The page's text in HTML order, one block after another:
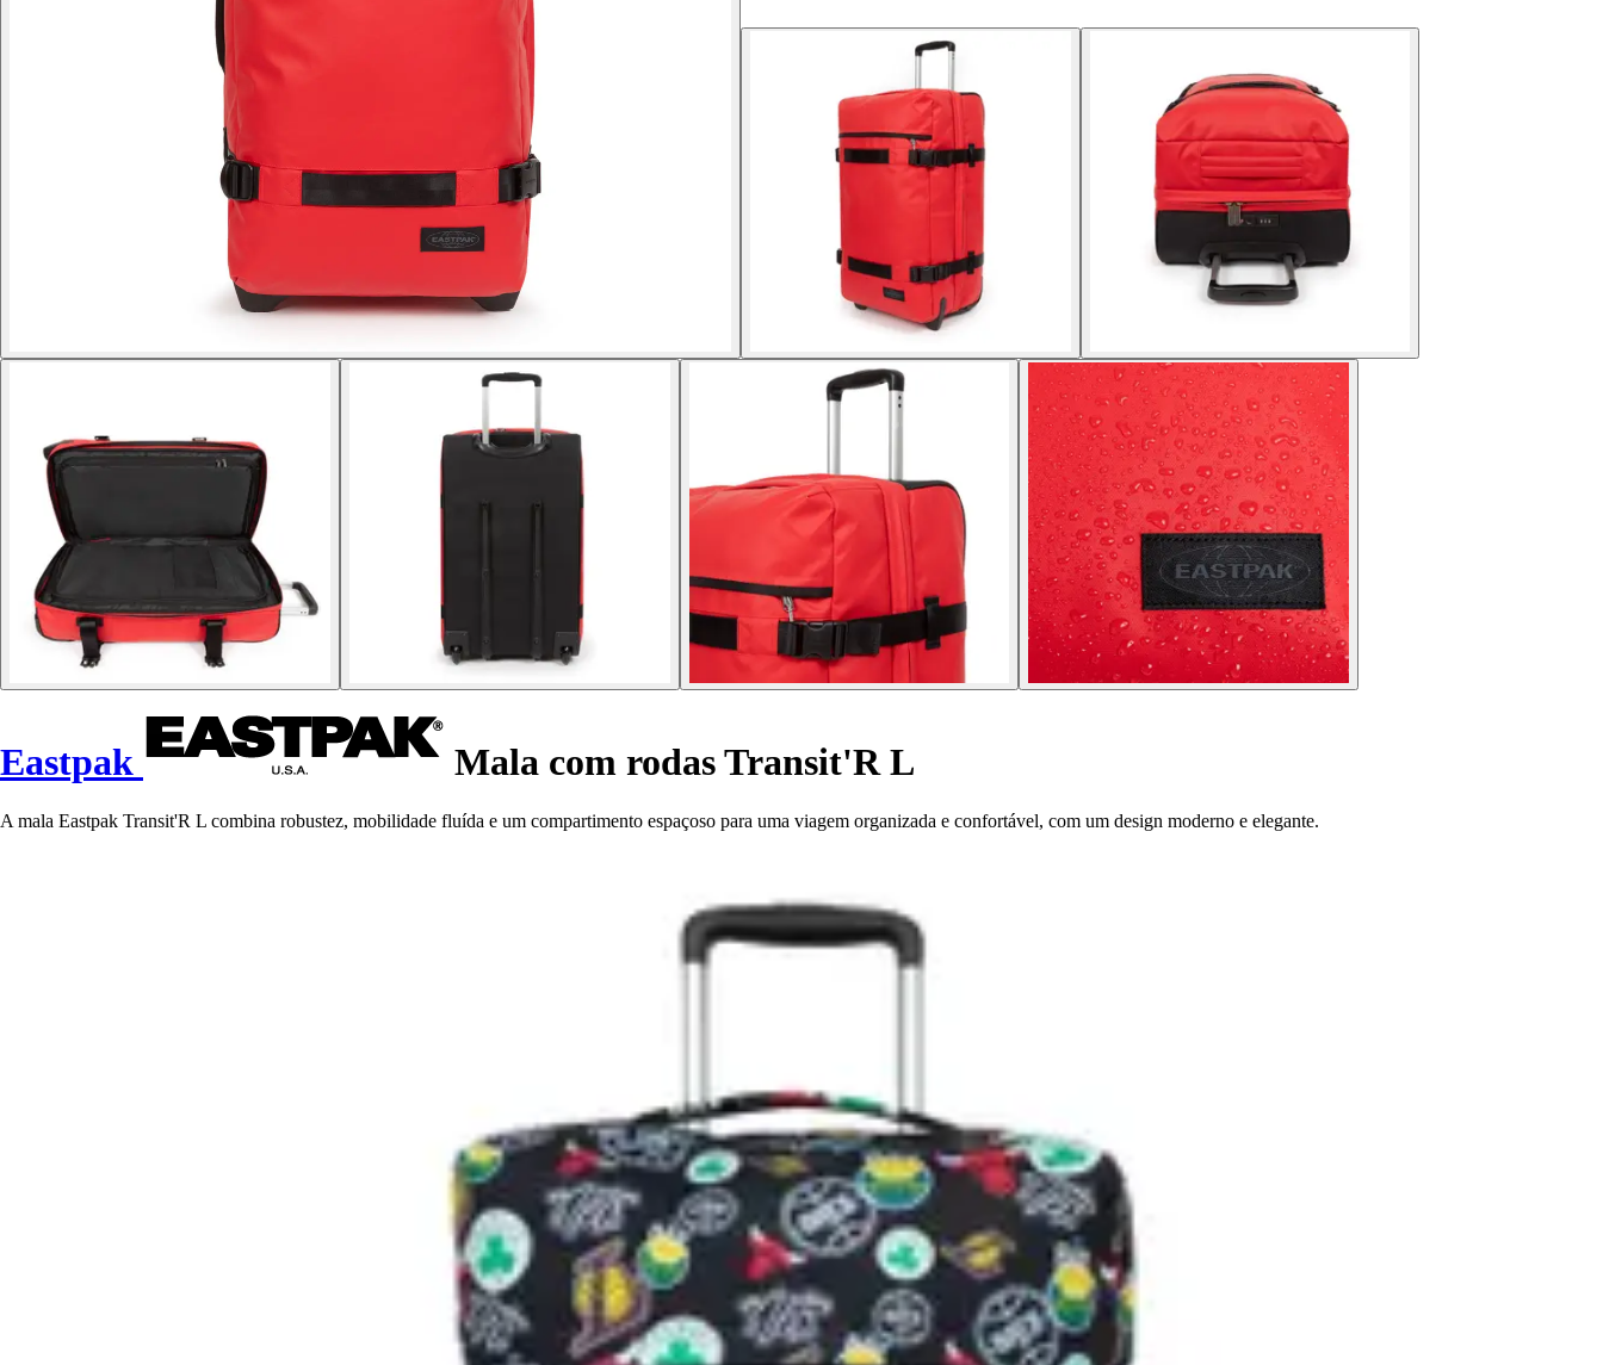
Eastpak Mala com rodas Transit'R L
A mala Eastpak Transit'R L combina robustez, mobilidade fluída e um compartimento espaçoso para uma viagem organizada e confortável, com um design moderno e elegante.